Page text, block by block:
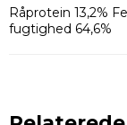
Råprotein 13,2%
fugtighed 64,6%